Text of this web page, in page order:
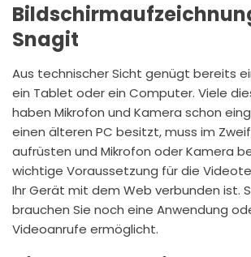
Snagit
Aus technischer Sicht genügt bereits
ein Tablet oder ein Computer. Viele
haben Mikrofon und Kamera schon
einen älteren PC besitzt, muss im
aufrüsten und Mikrofon oder Kamera
wichtige Voraussetzung für die
Ihr Gerät mit dem Web verbunden ist.
brauchen Sie noch eine Anwendung
Videoanrufe ermöglicht.